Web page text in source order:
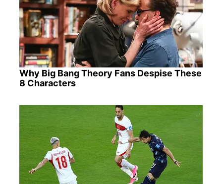
Why Big Bang Theory Fans Despise These
8 Characters